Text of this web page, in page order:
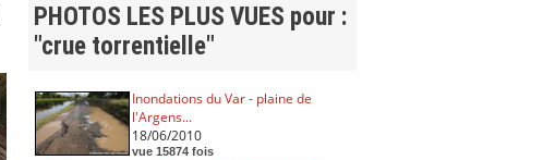
PHOTOS LES PLUS VUES pour :
"crue torrentielle"
Inondations du Var - plaine de
l'Argens...
18/06/2010
vue 15874 fois